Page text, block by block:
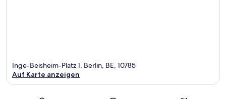
Inge-Beisheim-Platz 1, Berlin, BE, 10785
Auf Karte anzeigen